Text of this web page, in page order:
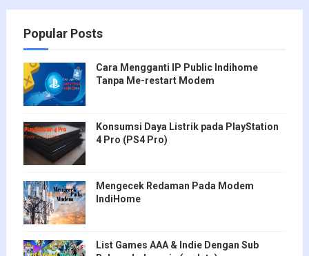
Popular Posts
Cara Mengganti IP Public Indihome
Tanpa Me-restart Modem
Konsumsi Daya Listrik pada PlayStation
4 Pro (PS4 Pro)
Mengecek Redaman Pada Modem
IndiHome
List Games AAA & Indie Dengan Sub